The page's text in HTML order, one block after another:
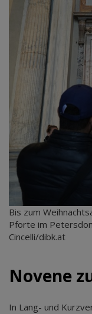
Bis zum
Pforte im
Cincelli/dibk.at
Novene
In Lang- und